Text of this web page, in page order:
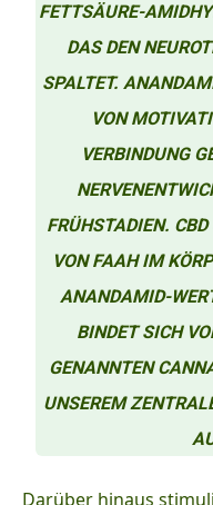
FETTSÄURE-
DAS DEN
SPALTET.
VON
VERBINDUNG
FRÜHSTADIEN.
VON FAAH IM
ANANDAMID-
BINDET SICH
GENANNTEN
UNSEREM
Darüber hinaus